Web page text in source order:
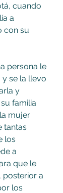
cuando
a
con su
persona le
se la llevo
y
familia
mujer
tantas
los
a
que le
posterior a
los